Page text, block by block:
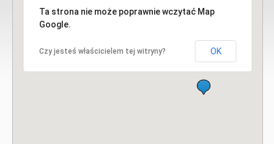
Ta strona nie może poprawnie wczytać Map
Google.
Czy jesteś właścicielem tej witryny? OK